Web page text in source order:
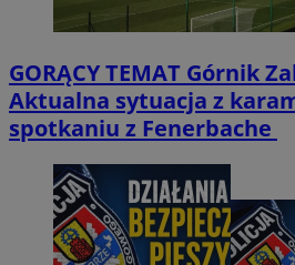
GORĄCY TEMAT Górnik
Aktualna sytuacja z
spotkaniu z Fenerbache